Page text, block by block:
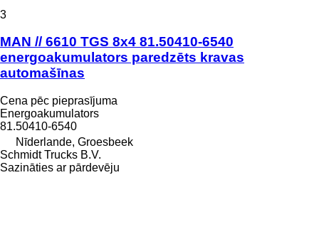
3
MAN // 6610 TGS 8x4 81.50410-6540
energoakumulators paredzēts kravas
automašīnas
Cena pēc pieprasījuma
Energoakumulators
81.50410-6540
Nīderlande, Groesbeek
Schmidt Trucks B.V.
Sazināties ar pārdevēju